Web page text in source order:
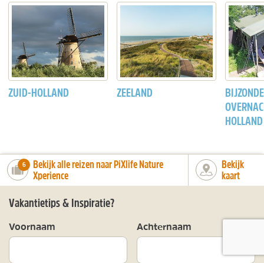
ZUID-HOLLAND ZEELAND
HOLLAND
number_of_trips:
6
Bekijk alle reizen naar PiXlife Nature
Xperience
Bekijk
kaart
Vakantietips & Inspiratie?
Voornaam Achternaam